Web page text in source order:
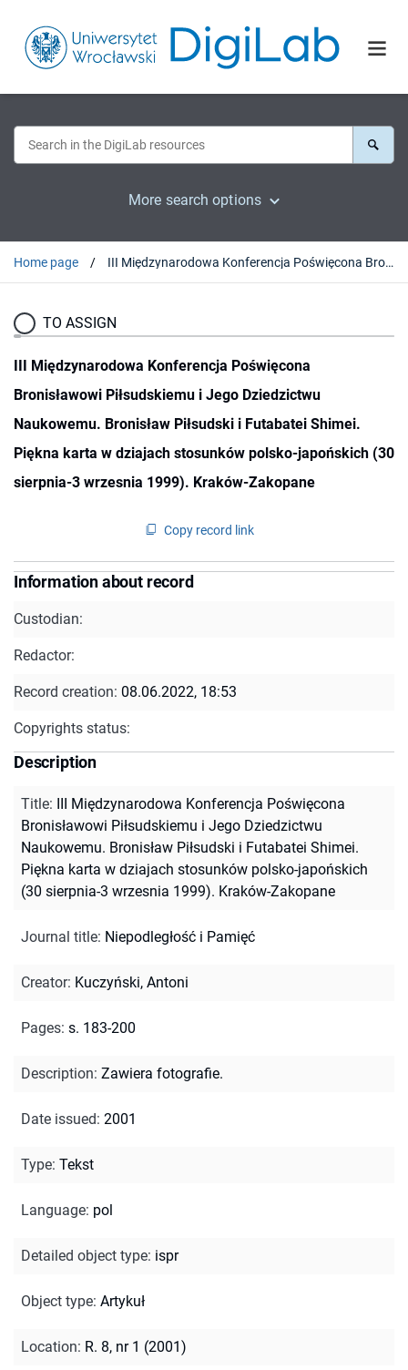
More search options
Home page III Międzynarodowa Konferencja Poświęcona Bronisławowi Piłsudskiemu i Jego Dziedzictwu Naukowemu. Bronisław Piłsudski i Futabatei Shimei. Piękna karta w dziajach stosunków polsko-japońskich (30 sierpnia-3 wrzesnia 1999). Kraków-Zakopane
TO ASSIGN
III Międzynarodowa Konferencja Poświęcona
Bronisławowi Piłsudskiemu i Jego Dziedzictwu
Naukowemu. Bronisław Piłsudski i Futabatei Shimei.
Piękna karta w dziajach stosunków polsko-japońskich (30
sierpnia-3 wrzesnia 1999). Kraków-Zakopane
Copy record link
Information about record
Custodian:
Redactor:
Record creation: 08.06.2022, 18:53
Copyrights status:
Description
Title: III Międzynarodowa Konferencja Poświęcona
Bronisławowi Piłsudskiemu i Jego Dziedzictwu
Naukowemu. Bronisław Piłsudski i Futabatei Shimei.
Piękna karta w dziajach stosunków polsko-japońskich
(30 sierpnia-3 wrzesnia 1999). Kraków-Zakopane
Journal title: Niepodległość i Pamięć
Creator: Kuczyński, Antoni
Pages: s. 183-200
Description: Zawiera fotografie.
Date issued: 2001
Type: Tekst
Language: pol
Detailed object type: ispr
Object type: Artykuł
Location: R. 8, nr 1 (2001)